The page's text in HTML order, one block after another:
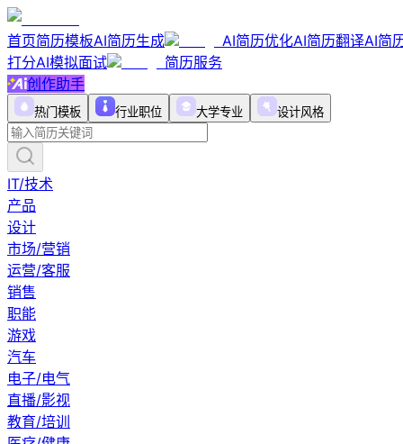
首页简历模板AI简历生成 AI简历优化AI简历翻译AI简
打分AI模拟面试
简历服务
创作助手
热门模板 行业职位 大学专业 设计风格
IT/技术
产品
设计
市场/营销
运营/客服
销售
职能
游戏
汽车
电子/电气
直播/影视
教育/培训